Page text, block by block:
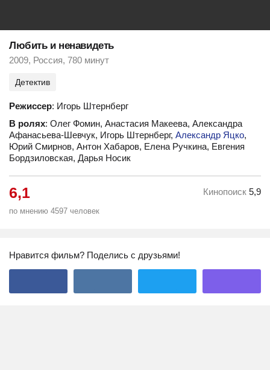
Любить и ненавидеть
2009, Россия, 780 минут
Детектив
Режиссер: Игорь Штернберг
В ролях: Олег Фомин, Анастасия Макеева, Александра
Афанасьева-Шевчук, Игорь Штернберг, Александр Яцко,
Юрий Смирнов, Антон Хабаров, Елена Ручкина, Евгения
Бордзиловская, Дарья Носик
6,1
по мнению 4597 человек
Кинопоиск 5,9
Нравится фильм? Поделись с друзьями!